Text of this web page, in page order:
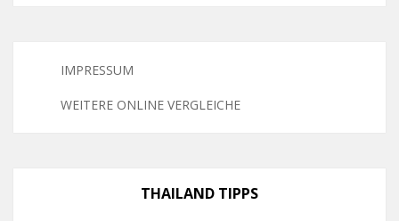
IMPRESSUM
WEITERE ONLINE VERGLEICHE
THAILAND TIPPS